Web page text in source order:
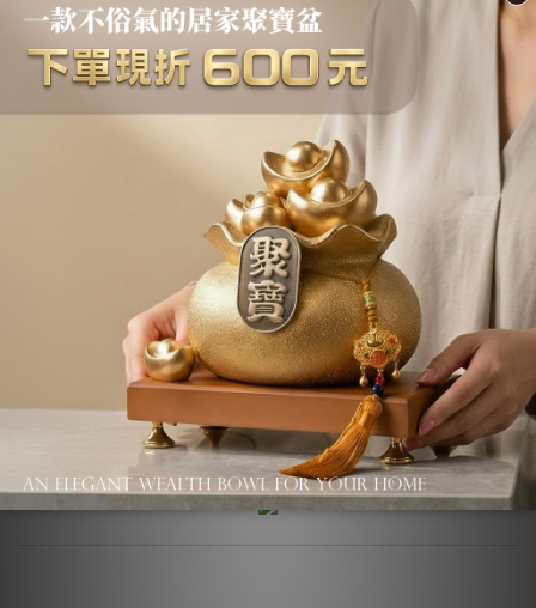
ADD TO CART
Add to Wishlist
Shipping &
Payment
Customer
Reviews
Description